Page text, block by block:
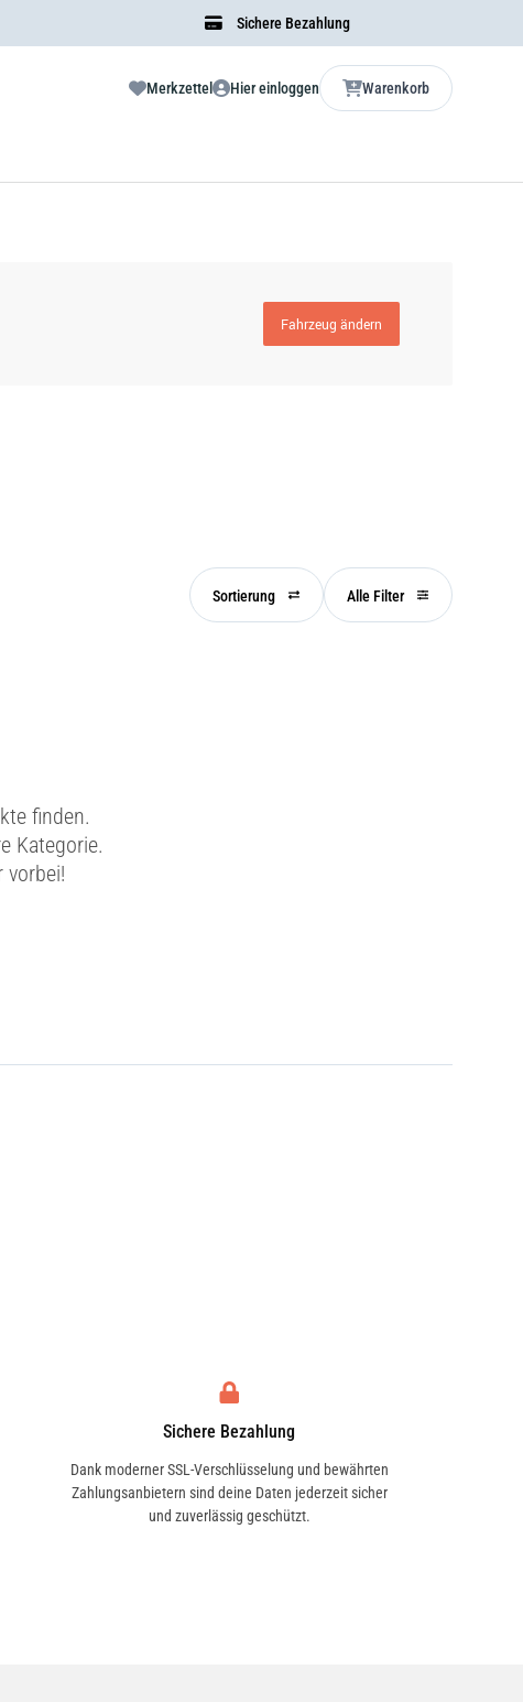
Sichere Bezahlung
Merkzettel Hier einloggen Warenkorb
Fahrzeug ändern
Sortierung Alle Filter
finden.
Kategorie.
vorbei!
Sichere Bezahlung
Dank moderner SSL-Verschlüsselung und bewährten
Zahlungsanbietern sind deine Daten jederzeit sicher
und zuverlässig geschützt.